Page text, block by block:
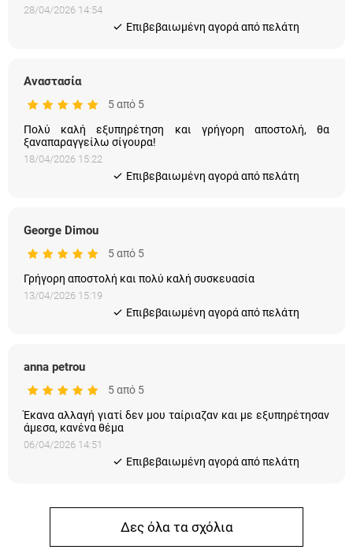
28/04/2026 14:54
Eπιβεβαιωμένη αγορά από πελάτη
Αναστασία
5 από 5
Πολύ καλή εξυπηρέτηση και γρήγορη αποστολή, θα
ξαναπαραγγείλω σίγουρα!
18/04/2026 15:22
Eπιβεβαιωμένη αγορά από πελάτη
George Dimou
5 από 5
Γρήγορη αποστολή και πολύ καλή συσκευασία
13/04/2026 15:19
Eπιβεβαιωμένη αγορά από πελάτη
anna petrou
5 από 5
Έκανα αλλαγή γιατί δεν μου ταίριαζαν και με εξυπηρέτησαν
άμεσα, κανένα θέμα
06/04/2026 14:51
Eπιβεβαιωμένη αγορά από πελάτη
Δες όλα τα σχόλια